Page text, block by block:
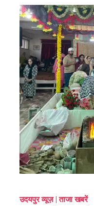
उदयपुर व्यूज़ | ताजा खबरें